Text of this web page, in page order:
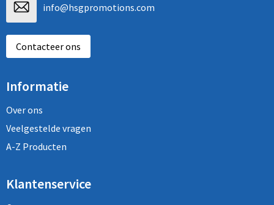
info@hsgpromotions.com
Contacteer ons
Informatie
Over ons
Veelgestelde vragen
A-Z Producten
Klantenservice